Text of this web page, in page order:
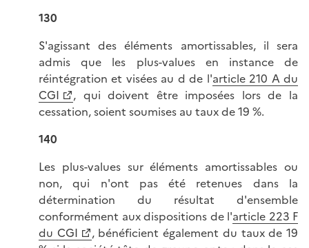
130
S'agissant des éléments amortissables, il sera
admis que les plus-values en instance de
réintégration et visées au d de l'article 210 A du
CGI
, qui doivent être imposées lors de la
cessation, soient soumises au taux de 19 %.
140
Les plus-values sur éléments amortissables ou
non, qui n'ont pas été retenues dans la
détermination du résultat d'ensemble
conformément aux dispositions de l'article 223 F
du CGI
, bénéficient également du taux de 19